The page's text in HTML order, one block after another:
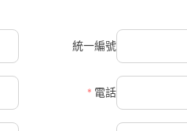
統一編號
* 電話